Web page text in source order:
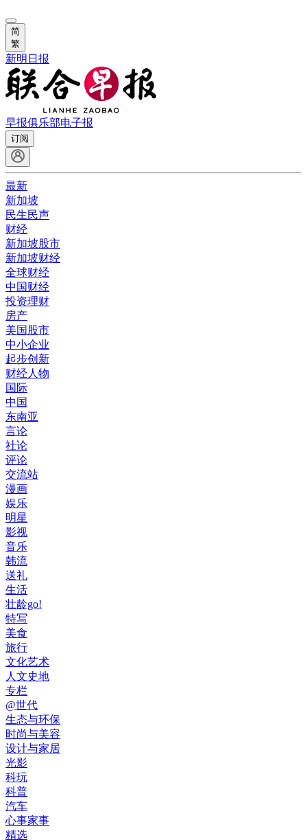
简
繁
新明日报
早报俱乐部电子报
订阅
最新
新加坡
民生民声
财经
新加坡股市
新加坡财经
全球财经
中国财经
投资理财
房产
美国股市
中小企业
起步创新
财经人物
国际
中国
东南亚
言论
社论
评论
交流站
漫画
娱乐
明星
影视
音乐
韩流
送礼
生活
壮龄go!
特写
美食
旅行
文化艺术
人文史地
专栏
@世代
生态与环保
时尚与美容
设计与家居
光影
科玩
科普
汽车
心事家事
精选